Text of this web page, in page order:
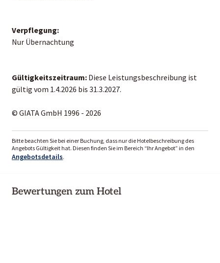
Verpflegung:
Nur Übernachtung
Gültigkeitszeitraum: Diese Leistungsbeschreibung ist
gültig vom 1.4.2026 bis 31.3.2027.
© GIATA GmbH 1996 - 2026
Bitte beachten Sie bei einer Buchung, dass nur die Hotelbeschreibung des
Angebots Gültigkeit hat. Diesen finden Sie im Bereich “Ihr Angebot” in den
Angebotsdetails.
Bewertungen zum Hotel